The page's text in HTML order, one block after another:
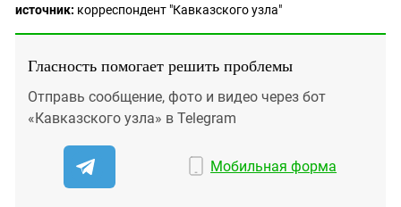
источник: корреспондент "Кавказского узла"
Гласность помогает решить проблемы
Отправь сообщение, фото и видео через бот
«Кавказского узла» в Telegram
Мобильная форма